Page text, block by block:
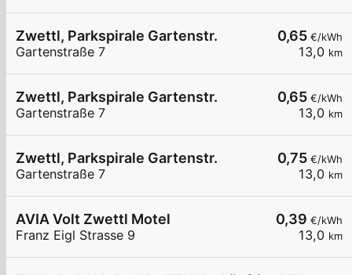
0,65 €/kWh
13,0 km
Zwettl, Parkspirale Gartenstr.
Gartenstraße 7
0,65 €/kWh
13,0 km
Zwettl, Parkspirale Gartenstr.
Gartenstraße 7
0,75 €/kWh
13,0 km
Zwettl, Parkspirale Gartenstr.
Gartenstraße 7
0,39 €/kWh
13,0 km
AVIA Volt Zwettl Motel
Franz Eigl Strasse 9